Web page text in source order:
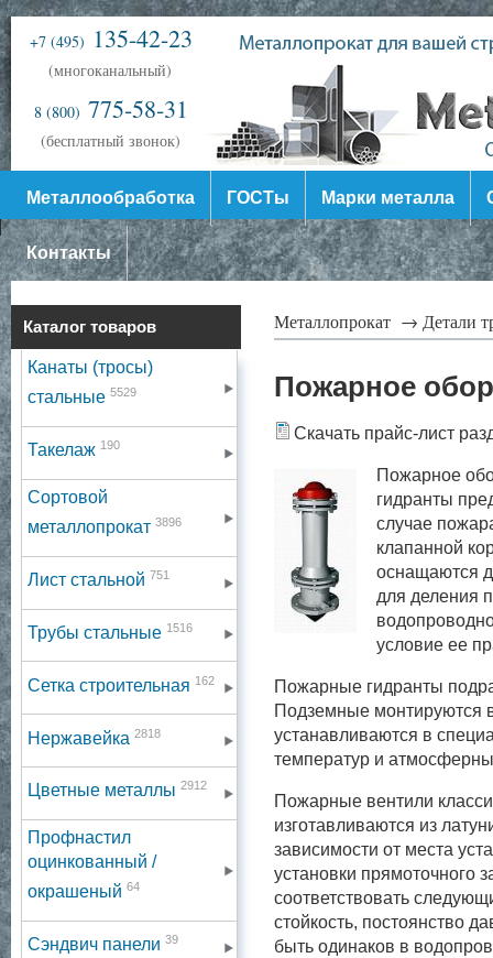
+7 (495) 135-42-23
(многоканальный)
8 (800) 775-58-31
(бесплатный звонок)
Металлообработка ГОСТы Марки металла
Контакты
Каталог товаров
Канаты (тросы)
стальные 5529
Такелаж 190
Сортовой
металлопрокат 3896
Лист стальной 751
Трубы стальные 1516
Сетка строительная 162
Нержавейка 2818
Цветные металлы 2912
Профнастил
оцинкованный /
окрашеный 64
Сэндвич панели 39
Металлопрокат → Детали
Пожарное
Скачать прайс-лист
Пожарное
гидранты
случае
клапанной
оснащаются
для деления
условие ее
Пожарные гидранты
Подземные монтируются
устанавливаются в
температур и
Пожарные вентили
изготавливаются из
зависимости от места
установки прямоточного
соответствовать
стойкость, постоянство
быть одинаков в